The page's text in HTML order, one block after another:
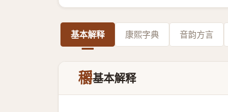
基本解释 康熙字典 音韵方言
穱基本解释